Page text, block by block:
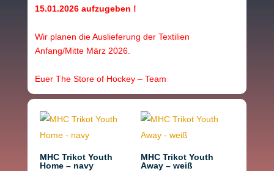
15.01.2026 aufzugeben !
Wir planen die Auslieferung der Textilien
Anfang/Mitte März 2026.
Euer The Store of Hockey – Team
MHC Trikot Youth
Home – navy
MHC Trikot Youth
Away – weiß